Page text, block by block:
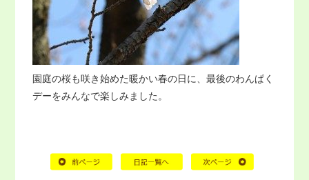
園庭の桜も咲き始めた暖かい春の日に、最後のわんぱく
デーをみんなで楽しみました。